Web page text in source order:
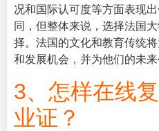
况和国际认可度等方面表现
同，但整体来说，选择法国
择。法国的文化和教育传统
和发展机会，并为他们的未
3、怎样在线
业证？